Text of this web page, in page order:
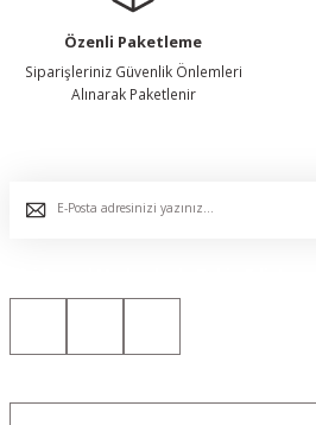
Özenli Paketleme
Siparişleriniz Güvenlik Önlemleri
Alınarak Paketlenir